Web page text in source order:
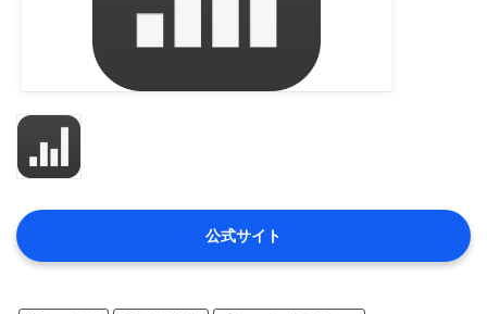
公式サイト